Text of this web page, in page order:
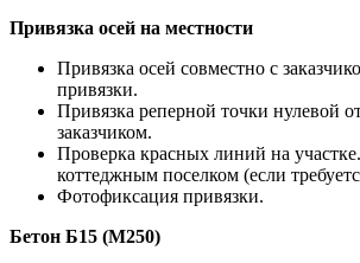
Привязка осей на местности
Привязка осей совместно с
привязки.
Привязка реперной точки нулевой
заказчиком.
Проверка красных линий на
коттеджным поселком (если
Фотофиксация привязки.
Бетон Б15 (М250)